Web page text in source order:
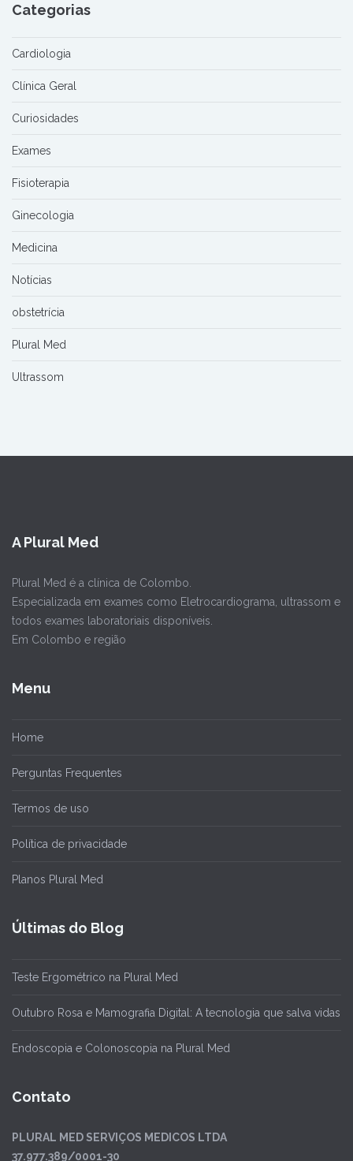
Categorias
Cardiologia
Clínica Geral
Curiosidades
Exames
Fisioterapia
Ginecologia
Medicina
Notícias
obstetrícia
Plural Med
Ultrassom
A Plural Med
Plural Med é a clínica de Colombo.
Especializada em exames como Eletrocardiograma, ultrassom e
todos exames laboratoriais disponíveis.
Em Colombo e região
Menu
Home
Perguntas Frequentes
Termos de uso
Política de privacidade
Planos Plural Med
Últimas do Blog
Teste Ergométrico na Plural Med
Outubro Rosa e Mamografia Digital: A tecnologia que salva vidas
Endoscopia e Colonoscopia na Plural Med
Contato
PLURAL MED SERVIÇOS MEDICOS LTDA
37.977.389/0001-30